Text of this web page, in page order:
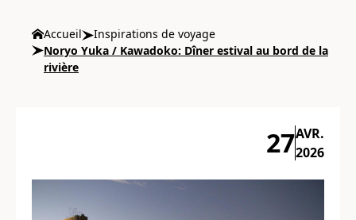
Accueil
Inspirations de voyage
Noryo Yuka / Kawadoko: Dîner estival au bord de la
rivière
27AVR.
2026